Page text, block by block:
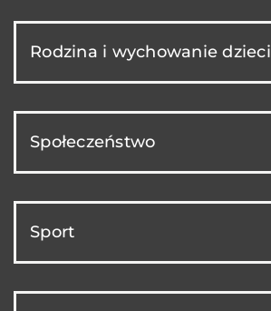
Rodzina i wychowanie dzieci
Społeczeństwo
Sport